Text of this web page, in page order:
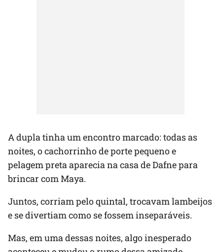
A dupla tinha um encontro marcado: todas as
noites, o cachorrinho de porte pequeno e
pelagem preta aparecia na casa de Dafne para
brincar com Maya.
Juntos, corriam pelo quintal, trocavam lambeijos
e se divertiam como se fossem inseparáveis.
Mas, em uma dessas noites, algo inesperado